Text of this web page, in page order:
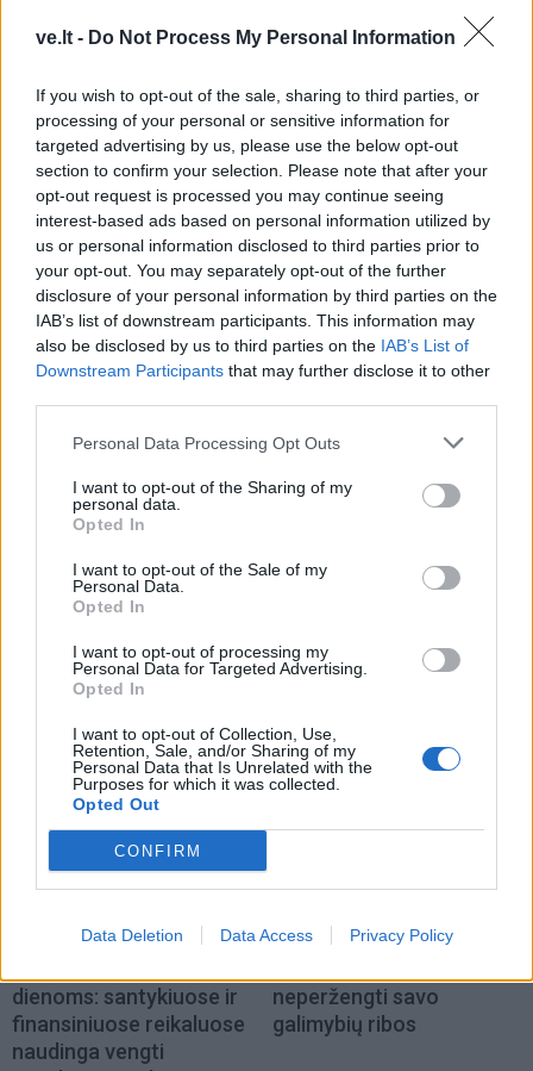
ve.lt - Do Not Process My Personal Information
If you wish to opt-out of the sale, sharing to third parties, or
processing of your personal or sensitive information for
targeted advertising by us, please use the below opt-out
section to confirm your selection. Please note that after your
opt-out request is processed you may continue seeing
interest-based ads based on personal information utilized by
us or personal information disclosed to third parties prior to
your opt-out. You may separately opt-out of the further
disclosure of your personal information by third parties on the
IAB’s list of downstream participants. This information may
also be disclosed by us to third parties on the IAB’s List of
Downstream Participants that may further disclose it to other
Personal Data Processing Opt Outs
I want to opt-out of the Sharing of my
personal data.
Opted In
I want to opt-out of the Sale of my
Personal Data.
Opted In
I want to opt-out of processing my
Personal Data for Targeted Advertising.
Opted In
I want to opt-out of Collection, Use,
Retention, Sale, and/or Sharing of my
Personal Data that Is Unrelated with the
Purposes for which it was collected.
Opted Out
CONFIRM
Data Deletion Data Access Privacy Policy
Pasaulis
Japonijai
persiginkluojant, Šiaurės
Korėja perspėjo, kad gali
imtis karinių priemonių
Pasaulis
Liepa Prancūzijoje buvo
karščiausias mėnuo nuo
stebėjimų pradžios
NAUJI
Savaitės horoskopas -
dienoms: santykiuose ir
finansiniuose reikaluose
naudinga vengti
Dienos horoskopas 12
neperžengti savo
galimybių ribos